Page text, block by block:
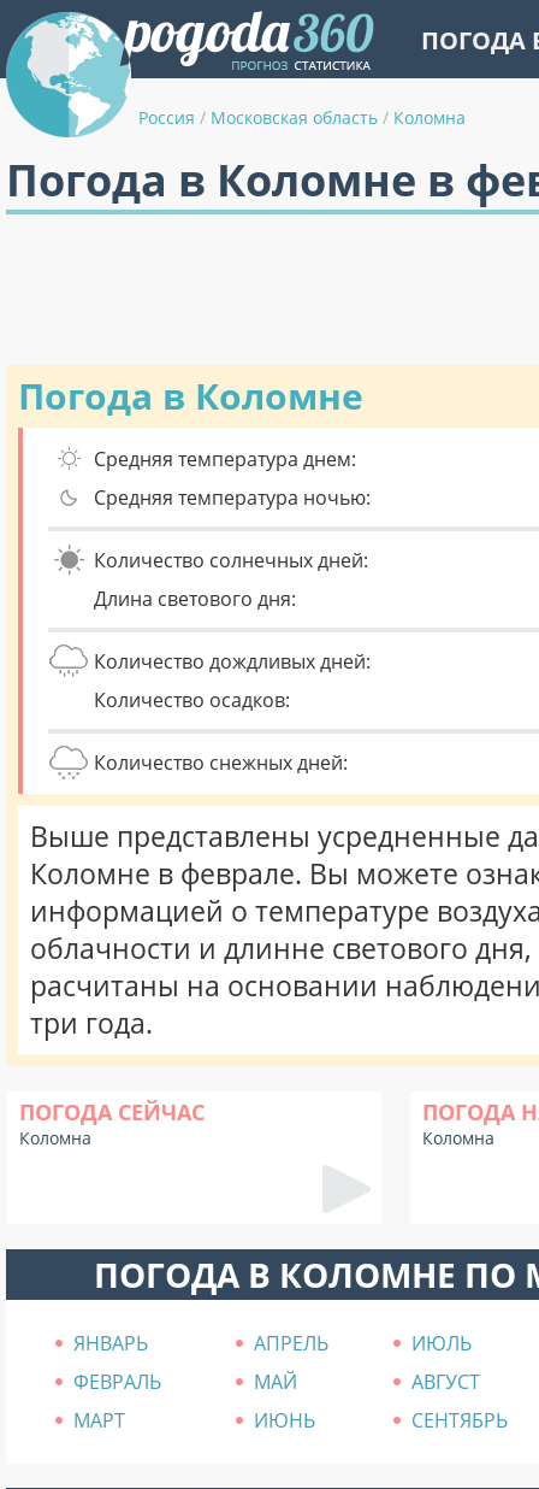
ПОГОДА
Россия / Московская область / Коломна
Погода в Коломне в
Погода в Коломне
Средняя температура днем:
Средняя температура ночью:
Количество солнечных дней:
Длина светового дня:
Количество дождливых дней:
Количество осадков:
Количество снежных дней:
Выше представлены усредненные
Коломне в феврале. Вы можете
информацией о температуре
облачности и длинне светового
расчитаны на основании
три года.
ПОГОДА СЕЙЧАС
Коломна
ПОГОДА
Коломна
ПОГОДА В КОЛОМНЕ ПО
ЯНВАРЬ АПРЕЛЬ
ИЮЛЬ
ФЕВРАЛЬ
МАЙ
АВГУСТ
МАРТ
ИЮНЬ СЕНТЯБРЬ